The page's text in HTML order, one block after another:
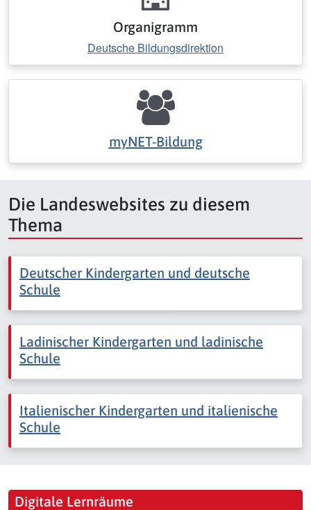
Organigramm
Deutsche Bildungsdirektion
myNET-Bildung
Die Landeswebsites zu diesem
Thema
Deutscher Kindergarten und deutsche
Schule
Ladinischer Kindergarten und ladinische
Schule
Italienischer Kindergarten und italienische
Schule
Digitale Lernräume